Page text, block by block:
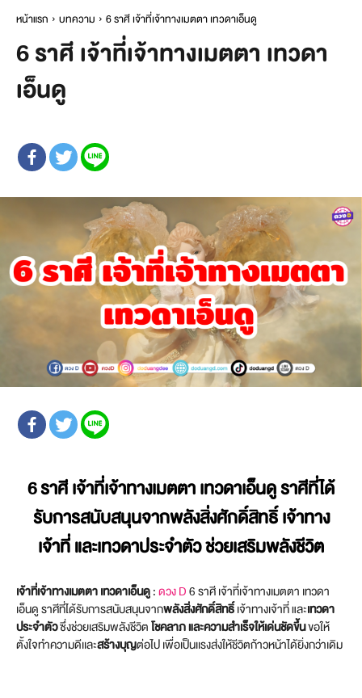
หน้าแรก บทความ 6 ราศี เจ้าที่เจ้าทางเมตตา เทวดาเอ็นดู
6 ราศี เจ้าที่เจ้าทางเมตตา เทวดา
เอ็นดู
6 ราศี เจ้าที่เจ้าทางเมตตา เทวดาเอ็นดู ราศีที่ได้
รับการสนับสนุนจากพลังสิ่งศักดิ์สิทธิ์ เจ้าทาง
เจ้าที่ และเทวดาประจำตัว ช่วยเสริมพลังชีวิต
เจ้าที่เจ้าทางเมตตา เทวดาเอ็นดู:ดวง D6 ราศี เจ้าที่เจ้าทางเมตตา เทวดา
เอ็นดู ราศีที่ได้รับการสนับสนุนจากพลังสิ่งศักดิ์สิทธิ์เจ้าทางเจ้าที่ และเทวดา
ประจำตัวซึ่งช่วยเสริมพลังชีวิตโชคลาภ และความสำเร็จให้เด่นชัดขึ้นขอให้
ตั้งใจทำความดีเเละสร้างบุญต่อไป เพื่อเป็นเเรงส่งให้ชีวิตก้าวหน้าได้ยิ่งกว่าเดิม